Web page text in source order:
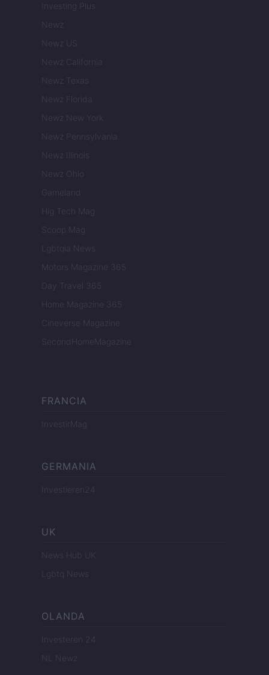
Investing Plus
Newz
Newz US
Newz California
Newz Texas
Newz Florida
Newz New York
Newz Pennsylvania
Newz Illinois
Newz Ohio
Gameland
Hig Tech Mag
Scoop Mag
Lgbtqia News
Motors Magazine 365
Day Travel 365
Home Magazine 365
Cineverse Magazine
SecondHomeMagazine
FRANCIA
InvestirMag
GERMANIA
Investieren24
UK
News Hub UK
Lgbtq News
OLANDA
Investeren 24
NL Newz